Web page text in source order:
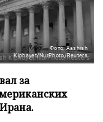
Фото: Aashish
Kiphayet/NurPhoto/Reuters
за